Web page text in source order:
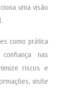
uma visão
como prática
nas
riscos e
visite